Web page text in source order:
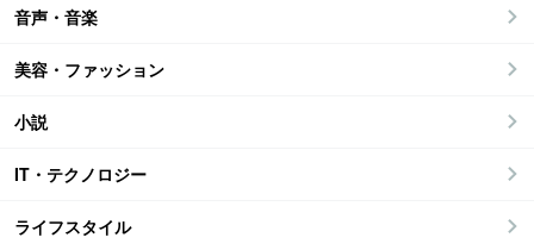
音声・音楽
美容・ファッション
小説
IT・テクノロジー
ライフスタイル